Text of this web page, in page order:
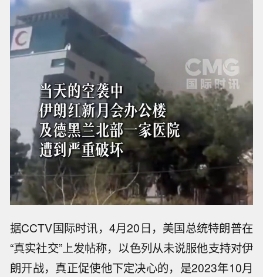
据CCTV国际时讯，4月20日，美国总统特朗普在
“真实社交”上发帖称，以色列从未说服他支持对伊
朗开战，真正促使他下定决心的，是2023年10月